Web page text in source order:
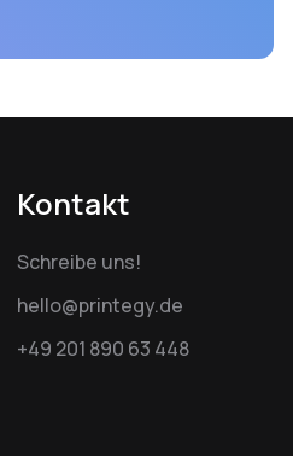
Kontakt
Schreibe uns!
hello@printegy.de
+49 201 890 63 448